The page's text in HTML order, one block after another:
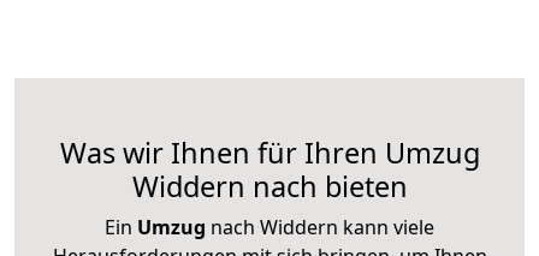
Was wir Ihnen für Ihren Umzug
Widdern nach bieten
Ein Umzug nach Widdern kann viele